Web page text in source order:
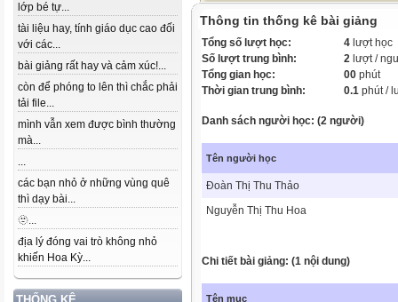
lớp bé tự...
tài liệu hay, tính giáo dục cao đối
với các...
bài giảng rất hay và cảm xúc!...
còn để phóng to lên thì chắc phải
tải file...
mình vẫn xem được bình thường
mà...
...
các bạn nhỏ ở những vùng quê
thì dạy bài...
🫥...
địa lý đóng vai trò không nhỏ
khiến Hoa Kỳ...
Thông tin thống kê bài giảng
Tổng số lượt học: 4 lượt học
Số lượt trung bình:
2 lượt /
Tổng gian học:
00 phút
Thời gian trung bình:
0.1 phút /
Danh sách người học: (2 người)
Tên người học
Đoàn Thị Thu Thảo
Nguyễn Thị Thu Hoa
Chi tiết bài giảng: (1 nội dung)
Tên mục